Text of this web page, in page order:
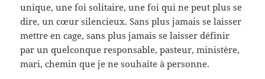
unique, une foi solitaire, une foi qui ne peut plus se
dire, un cœur silencieux. Sans plus jamais se laisser
mettre en cage, sans plus jamais se laisser définir
par un quelconque responsable, pasteur, ministère,
mari, chemin que je ne souhaite à personne.